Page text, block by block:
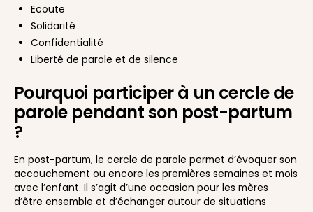
Ecoute
Solidarité
Confidentialité
Liberté de parole et de silence
Pourquoi participer à un cercle de
parole pendant son post-partum
?
En post-partum, le cercle de parole permet d’évoquer son
accouchement ou encore les premières semaines et mois
avec l’enfant. Il s’agit d’une occasion pour les mères
d’être ensemble et d’échanger autour de situations